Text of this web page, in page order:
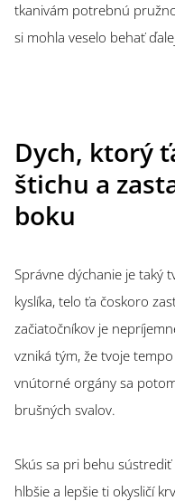
tkanivám potrebnú
si mohla veselo behať
Dych, ktorý
štichu a
boku
Správne dýchanie je taký
kyslíka, telo ťa čoskoro
začiatočníkov je
vzniká tým, že tvoje
vnútorné orgány sa
brušných svalov.
Skús sa pri behu sústrediť
hlbšie a lepšie ti okysličí